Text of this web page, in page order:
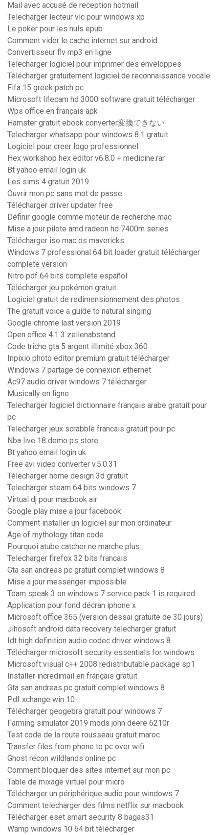
Mail avec accusé de reception hotmail
Telecharger lecteur vlc pour windows xp
Le poker pour les nuls epub
Comment vider le cache internet sur android
Convertisseur flv mp3 en ligne
Telecharger logiciel pour imprimer des enveloppes
Télécharger gratuitement logiciel de reconnaissance vocale
Fifa 15 greek patch pc
Microsoft lifecam hd 3000 software gratuit télécharger
Wps office en français apk
Hamster gratuit ebook converter変換できない
Telecharger whatsapp pour windows 8.1 gratuit
Logiciel pour creer logo professionnel
Hex workshop hex editor v6.8.0 + medicine.rar
Bt yahoo email login uk
Les sims 4 gratuit 2019
Ouvrir mon pc sans mot de passe
Télécharger driver updater free
Définir google comme moteur de recherche mac
Mise a jour pilote amd radeon hd 7400m series
Télécharger iso mac os mavericks
Windows 7 professional 64 bit loader gratuit télécharger
complete version
Nitro pdf 64 bits complete español
Télécharger jeu pokémon gratuit
Logiciel gratuit de redimensionnement des photos
The gratuit voice a guide to natural singing
Google chrome last version 2019
Open office 4.1 3 zeilenabstand
Code triche gta 5 argent illimité xbox 360
Inpixio photo editor premium gratuit télécharger
Windows 7 partage de connexion ethernet
Ac97 audio driver windows 7 télécharger
Musically en ligne
Telecharger logiciel dictionnaire français arabe gratuit pour
pc
Telecharger jeux scrabble francais gratuit pour pc
Nba live 18 demo ps store
Bt yahoo email login uk
Free avi video converter v.5.0.31
Télécharger home design 3d gratuit
Telecharger steam 64 bits windows 7
Virtual dj pour macbook air
Google play mise a jour facebook
Comment installer un logiciel sur mon ordinateur
Age of mythology titan code
Pourquoi atube catcher ne marche plus
Telecharger firefox 32 bits francais
Gta san andreas pc gratuit complet windows 8
Mise a jour messenger impossible
Team speak 3 on windows 7 service pack 1 is required
Application pour fond décran iphone x
Microsoft office 365 (version dessai gratuite de 30 jours)
Jihosoft android data recovery telecharger gratuit
Idt high definition audio codec driver windows 8
Télécharger microsoft security essentials for windows
Microsoft visual c++ 2008 redistributable package sp1
Installer incredimail en français gratuit
Gta san andreas pc gratuit complet windows 8
Pdf xchange win 10
Télécharger geogebra gratuit pour windows 7
Farming simulator 2019 mods john deere 6210r
Test code de la route rousseau gratuit maroc
Transfer files from phone to pc over wifi
Ghost recon wildlands online pc
Comment bloquer des sites internet sur mon pc
Table de mixage virtuel pour micro
Télécharger un périphérique audio pour windows 7
Comment telecharger des films netflix sur macbook
Télécharger eset smart security 8 bagas31
Wamp windows 10 64 bit télécharger